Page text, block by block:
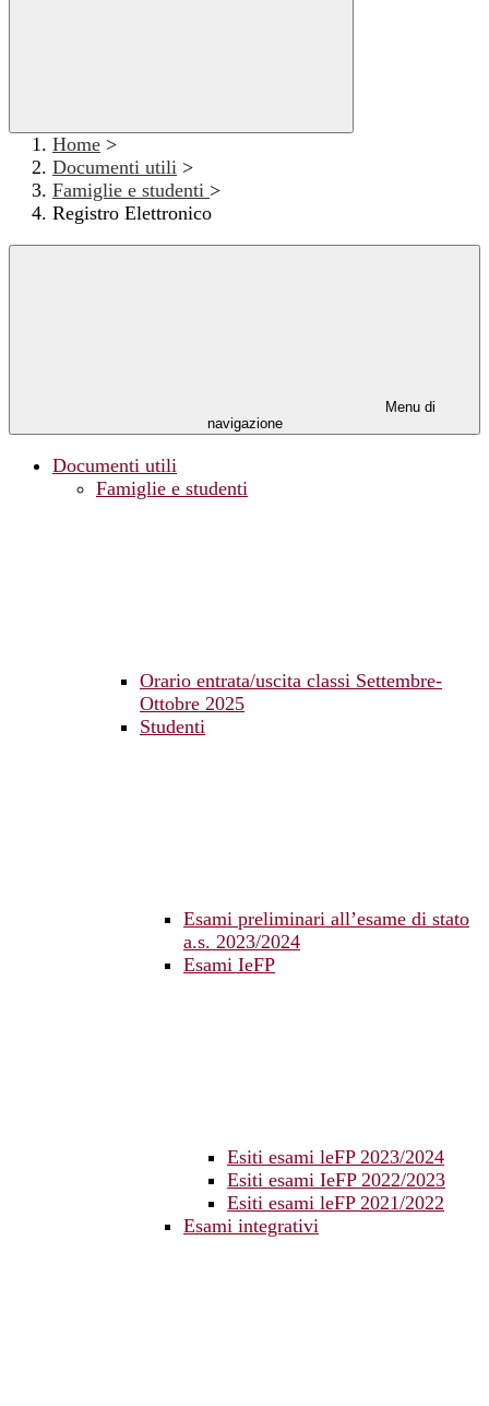
Home >
Documenti utili >
Famiglie e studenti >
Registro Elettronico
Menu di
navigazione
Documenti utili
Famiglie e studenti
Orario entrata/uscita classi Settembre-
Ottobre 2025
Studenti
Esami preliminari all’esame di stato
a.s. 2023/2024
Esami IeFP
Esiti esami leFP 2023/2024
Esiti esami IeFP 2022/2023
Esiti esami leFP 2021/2022
Esami integrativi